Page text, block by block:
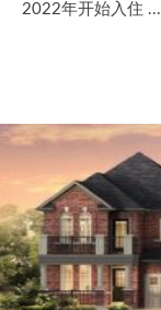
2022年开始入住 ...